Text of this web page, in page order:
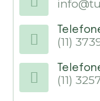
(11)
(11)